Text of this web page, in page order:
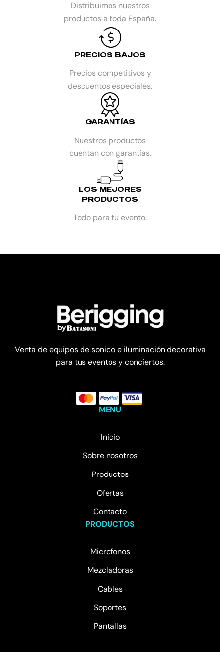
Distribuimos nuestros
productos a toda España.
PRECIOS BAJOS
Precios competitivos y
descuentos especiales.
GARANTÍAS
Nuestros productos
cuentan con garantías.
LOS MEJORES
PRODUCTOS
Todo para tu evento.
Venta de equipos de sonido e iluminación decorativa
para tus eventos y conciertos.
MENU
Inicio
Sobre nosotros
Productos
Ofertas
Contacto
PRODUCTOS
Microfonos
Mezcladoras
Cables
Soportes
Pantallas